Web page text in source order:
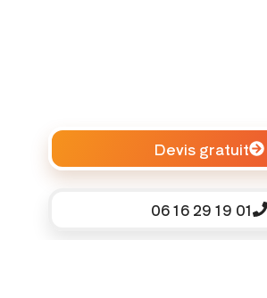
Devis gratuit
06 16 29 19 01